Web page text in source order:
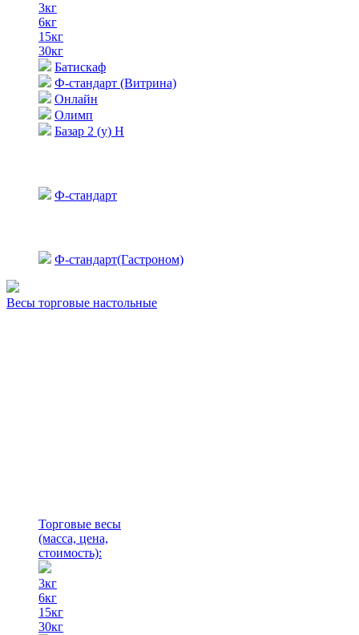
3кг
6кг
15кг
30кг
Батискаф
Ф-стандарт (Витрина)
Онлайн
Олимп
Базар 2 (у) Н
Ф-стандарт
Ф-стандарт(Гастроном)
Весы торговые настольные
Торговые весы
(масса, цена,
стоимость):
3кг
6кг
15кг
30кг